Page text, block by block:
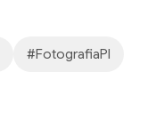
#FotografiaPI